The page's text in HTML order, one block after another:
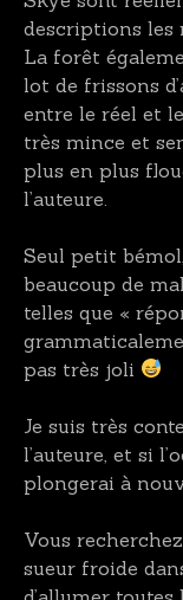
descriptions les
La forêt
lot de frissons
entre le réel et
très mince et
plus en plus
l’auteure.
Seul petit
beaucoup de
telles que «
pas très joli
Je suis très
l’auteure, et si
plongerai à
Vous
sueur froide